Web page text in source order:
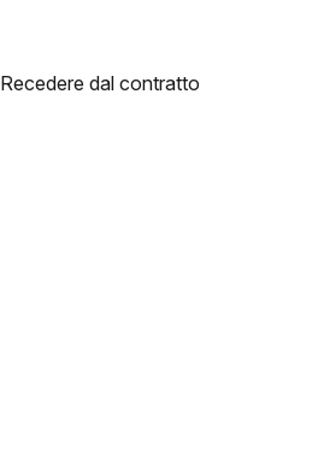
Recedere dal contratto